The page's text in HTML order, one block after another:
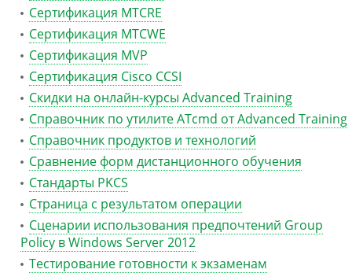
Сертификация MTCRE
Сертификация MTCWE
Сертификация MVP
Сертификация Сisco CCSI
Скидки на онлайн-курсы Advanced Training
Справочник по утилите ATcmd от Advanced Training
Справочник продуктов и технологий
Сравнение форм дистанционного обучения
Стандарты PKCS
Страница с результатом операции
Сценарии использования предпочтений Group
Policy в Windows Server 2012
Тестирование готовности к экзаменам